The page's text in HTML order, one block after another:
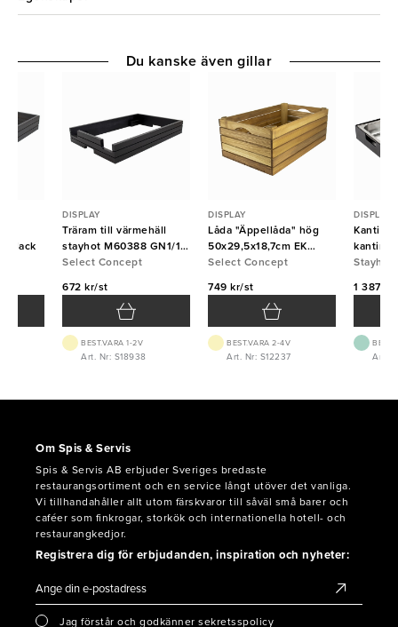
Black
DISPLAY
Träram till värmehäll
stayhot M60388 GN1/1
Ek Black
Select Concept
672 kr/st
BEST.VARA 1-2V
Art. Nr: S18938
DISPLAY
Låda "Äppellåda" hög
50x29,5x18,7cm EK
Linoljad
Select Concept
749 kr/st
BEST.VARA 2-4V
Art. Nr: S12237
DISPLAY
kantin
svart
Stayhot
1 387
Art.
Du kanske även gillar
Om Spis & Servis
Spis & Servis AB erbjuder Sveriges bredaste
restaurangsortiment och en service långt utöver det vanliga.
Vi tillhandahåller allt utom färskvaror till såväl små barer och
caféer som finkrogar, storkök och internationella hotell- och
restaurangkedjor.
Registrera dig för erbjudanden, inspiration och nyheter:
Jag förstår och godkänner sekretsspolicy